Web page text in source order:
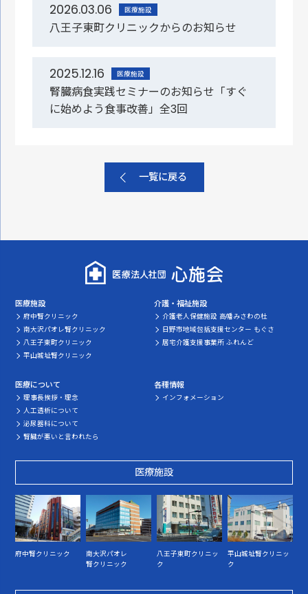
2026.03.06 医療施設
八王子東町クリニックからのお知らせ
2025.12.16 医療施設
腎臓病食実践セミナーのお知らせ「すぐ
に始めよう食事改善」全3回
一覧に戻る
医療施設
府中腎クリニック
南大沢パオレ腎クリニック
八王子東町クリニック
平山城址腎クリニック
介護・福祉施設
介護老人保健施設 高幡みさわの杜
日野市地域包括支援センター もぐさ
居宅介護支援事業所 ふれんど
医療について
理事長挨拶・理念
人工透析について
泌尿器科について
腎臓が悪いと言われたら
各種情報
インフォメーション
医療施設
府中腎クリニック
南大沢パオレ
腎クリニック
八王子東町クリニッ
ク
平山城址腎クリニッ
ク